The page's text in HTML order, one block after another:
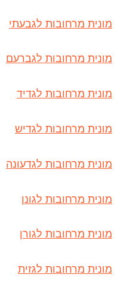
מונית מרחובות לגבעתי
מונית מרחובות לגברעם
מונית מרחובות לגדיד
מונית מרחובות לגדיש
מונית מרחובות לגדעונה
מונית מרחובות לגונן
מונית מרחובות לגורן
מונית מרחובות לגזית